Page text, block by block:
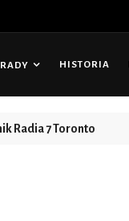
HISTORIA
Radia 7 Toronto